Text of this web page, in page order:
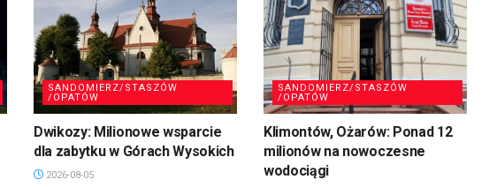
SANDOMIERZ/STASZÓW
/OPATÓW
Dwikozy: Milionowe wsparcie
dla zabytku w Górach Wysokich
2026-08-05
SANDOMIERZ/STASZÓW
/OPATÓW
Klimontów, Ożarów: Ponad 12
milionów na nowoczesne
wodociągi